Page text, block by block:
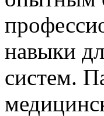
навыки
систем.